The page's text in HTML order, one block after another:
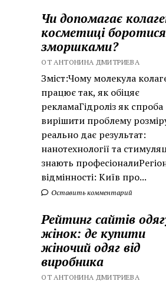
Чи допомагає
косметиці боротися
зморшками?
ОТ АНТОНИНА ДМИТРИЕВА
Зміст:Чому молекула
працює так, як обіцяє
рекламаГідроліз як спроба
вирішити проблему
реально дає результат:
нанотехнології та
знають
відмінності: Київ про...
Оставить комментарий
Рейтинг сайтів
жінок: де купити
жіночий одяг від
виробника
ОТ АНТОНИНА ДМИТРИЕВА